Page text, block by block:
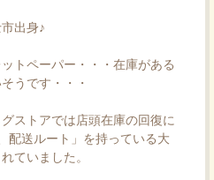
出身♪
トペーパー・・・在庫がある
うです・・・
ストアでは店頭在庫の回復に
配送ルート」を持っている大
ていました。